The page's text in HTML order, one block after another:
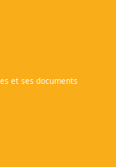
et ses documents